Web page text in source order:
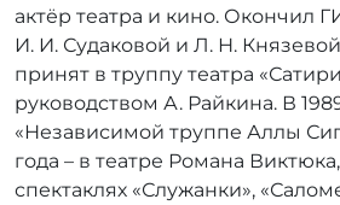
актёр театра и кино. Окончил
И. И. Судаковой и Л. Н.
принят в труппу театра
руководством А. Райкина. В
«Независимой труппе Аллы
года – в театре Романа
спектаклях «Служанки»,